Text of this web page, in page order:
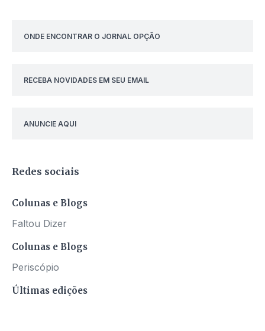
ONDE ENCONTRAR O JORNAL OPÇÃO
RECEBA NOVIDADES EM SEU EMAIL
ANUNCIE AQUI
Redes sociais
Colunas e Blogs
Faltou Dizer
Colunas e Blogs
Periscópio
Últimas edições